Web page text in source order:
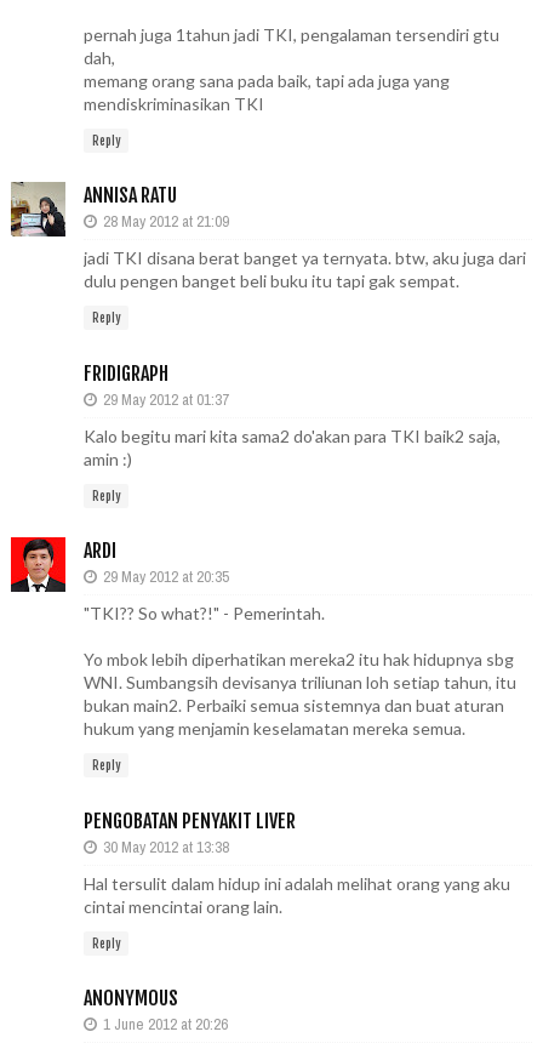
pernah juga 1tahun jadi TKI, pengalaman tersendiri gtu
dah,
memang orang sana pada baik, tapi ada juga yang
mendiskriminasikan TKI
Reply
ANNISA RATU
28 May 2012 at 21:09
jadi TKI disana berat banget ya ternyata. btw, aku juga dari
dulu pengen banget beli buku itu tapi gak sempat.
Reply
FRIDIGRAPH
29 May 2012 at 01:37
Kalo begitu mari kita sama2 do'akan para TKI baik2 saja,
amin :)
Reply
ARDI
29 May 2012 at 20:35
"TKI?? So what?!" - Pemerintah.
Yo mbok lebih diperhatikan mereka2 itu hak hidupnya sbg
WNI. Sumbangsih devisanya triliunan loh setiap tahun, itu
bukan main2. Perbaiki semua sistemnya dan buat aturan
hukum yang menjamin keselamatan mereka semua.
Reply
PENGOBATAN PENYAKIT LIVER
30 May 2012 at 13:38
Hal tersulit dalam hidup ini adalah melihat orang yang aku
cintai mencintai orang lain.
Reply
ANONYMOUS
1 June 2012 at 20:26